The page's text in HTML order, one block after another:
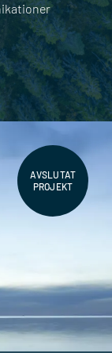
AVSLUTAT
PROJEKT